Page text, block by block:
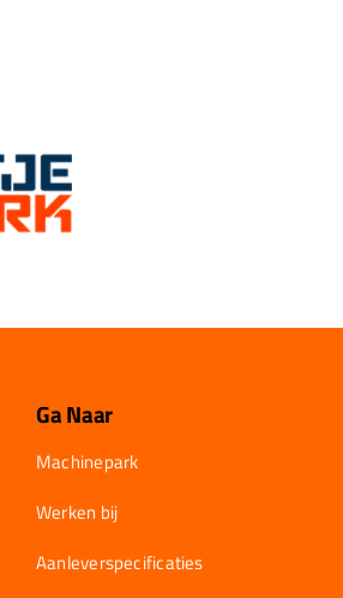
Ga Naar
Machinepark
Werken bij
Aanleverspecificaties